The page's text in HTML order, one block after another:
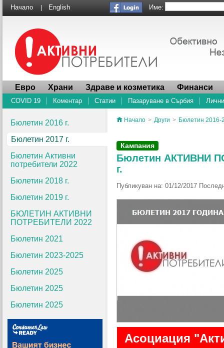
Начало English Име:
Евро Храни Здраве и козметика Финанси
COVID 19 Коментар Статии Пазаруване в Сърбия
Бюлетин 2016 г.
Бюлетин 2017 г.
Бюлетин Активни
потребители 2022
Бюлетин 2018 г.
Бюлетин 2019 г.
БЮЛЕТИН АКТИВНИ
ПОТРЕБИТЕЛИ 2022
Бюлетин 2021
Бюлетин 2023-2025
Бюлетин 2025
Бюлетин 2025
Бюлетин 2025
Начало > Други > Бюлетин 2016-
Кампания
Бюлетин АКТИВНИ
г.
Публикуван на: 01/12/2017
Асоциация